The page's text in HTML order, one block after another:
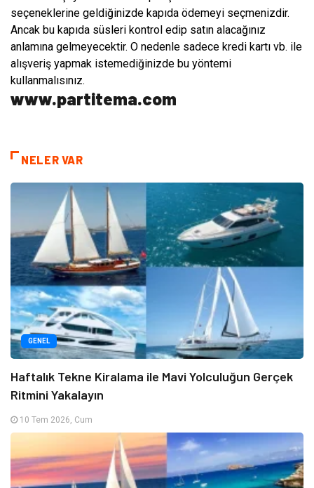
seçeneklerine geldiğinizde kapıda ödemeyi seçmenizdir.
Ancak bu kapıda süsleri kontrol edip satın alacağınız
anlamına gelmeyecektir. O nedenle sadece kredi kartı vb. ile
alışveriş yapmak istemediğinizde bu yöntemi
kullanmalısınız.
www.partitema.com
NELER VAR
GENEL
Haftalık Tekne Kiralama ile Mavi Yolculuğun Gerçek
Ritmini Yakalayın
10 Tem 2026, Cum